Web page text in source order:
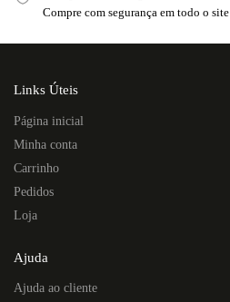
Compre com segurança em todo o site
Links Úteis
Página inicial
Minha conta
Carrinho
Pedidos
Loja
Ajuda
Ajuda ao cliente